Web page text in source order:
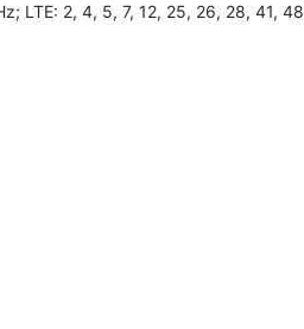
LTE: 2, 4, 5, 7, 12, 25, 26, 28, 41,